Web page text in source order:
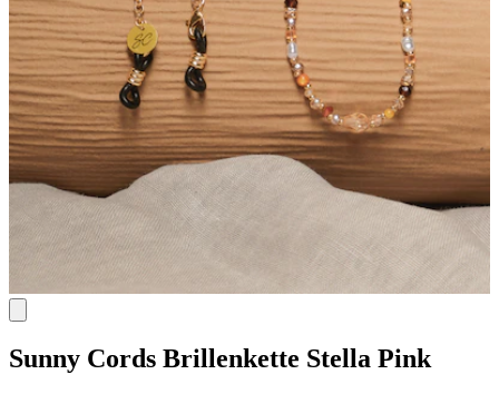
Sunny Cords Brillenkette Stella Pink